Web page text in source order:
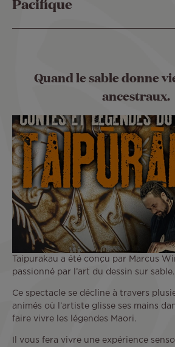
Pacifique
Quand le sable donne
ancestraux.
Taipurakau a été conçu par Marcus
passionné par l’art du dessin sur sable.
Ce spectacle se décline à travers
animés où l’artiste glisse ses mains
faire vivre les légendes Maori.
Il vous fera vivre une expérience